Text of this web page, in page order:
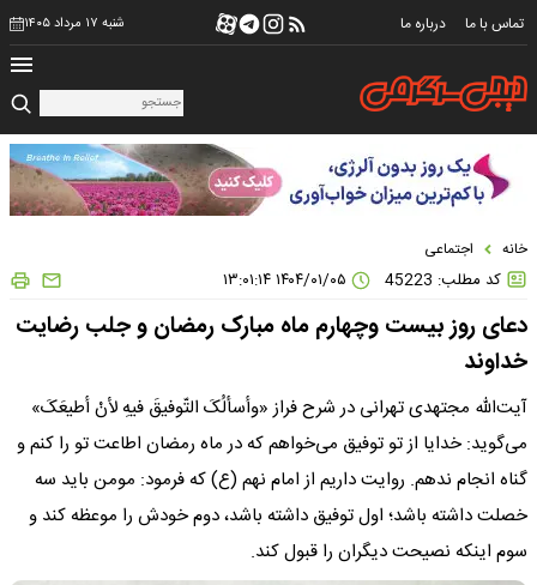
تماس با ما درباره ما شنبه ۱۷ مرداد ۱۴۰۵
خانه اجتماعی
کد مطلب: 45223
دعای روز بیست وچهارم ماه مبارک رمضان و جلب رضایت
خداوند
آیت‌الله مجتهدی تهرانی در شرح فراز «وأسألُکَ التّوفیقَ فیهِ لأنْ أطیعَکَ»
می‌گوید: خدایا از تو توفیق می‌خواهم که در ماه رمضان اطاعت تو را کنم و
گناه انجام ندهم. روایت داریم از امام نهم (ع) که فرمود: مومن باید سه
خصلت داشته باشد؛ اول توفیق داشته باشد، دوم خودش را موعظه کند و
سوم اینکه نصیحت دیگران را قبول کند.